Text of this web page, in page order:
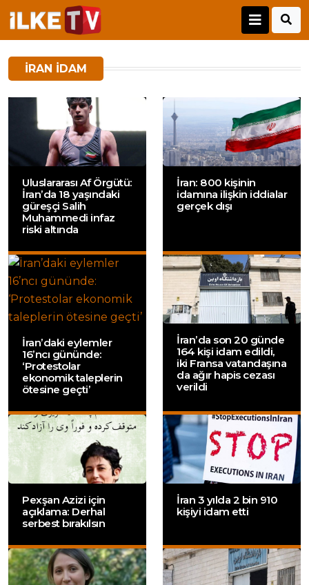
İRAN IDAM
Uluslararası Af Örgütü:
İran’da 18 yaşındaki
güreşçi Salih
Muhammedi infaz
riski altında
İran: 800 kişinin
idamına ilişkin iddialar
gerçek dışı
İran’daki eylemler
16’ncı gününde:
‘Protestolar
ekonomik taleplerin
ötesine geçti’
İran’da son 20 günde
164 kişi idam edildi,
iki Fransa vatandaşına
da ağır hapis cezası
verildi
Pexşan Azizi için
açıklama: Derhal
serbest bırakılsın
İran 3 yılda 2 bin 910
kişiyi idam etti